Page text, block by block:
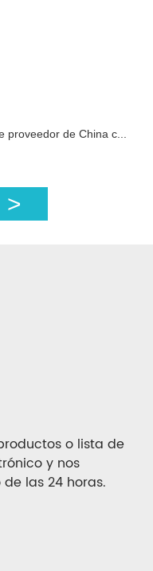
de China c...
o lista de
y nos
las 24 horas.